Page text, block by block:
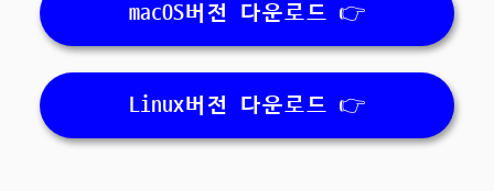
macOS버전 다운로드 👉
Linux버전 다운로드 👉